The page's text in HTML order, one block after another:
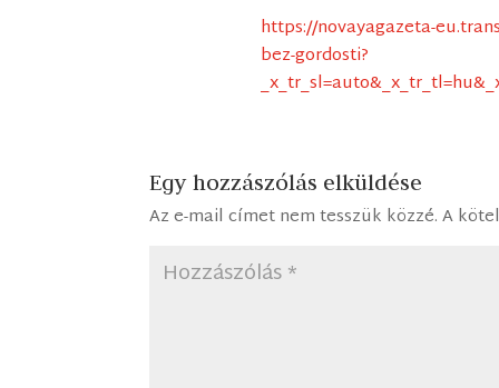
https://novayagazeta-
bez-gordosti?
Egy hozzászólás elküldése
Az e-mail címet nem tesszük közzé. A